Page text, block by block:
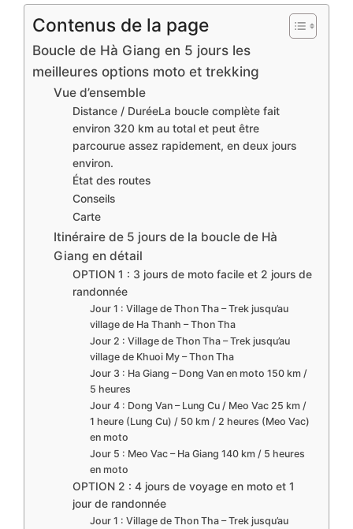
Contenus de la page
Boucle de Hà Giang en 5 jours les
meilleures options moto et trekking
Vue d’ensemble
Distance / DuréeLa boucle complète fait
environ 320 km au total et peut être
parcourue assez rapidement, en deux jours
environ.
État des routes
Conseils
Carte
Itinéraire de 5 jours de la boucle de Hà
Giang en détail
OPTION 1 : 3 jours de moto facile et 2 jours de
randonnée
Jour 1 : Village de Thon Tha – Trek jusqu’au
village de Ha Thanh – Thon Tha
Jour 2 : Village de Thon Tha – Trek jusqu’au
village de Khuoi My – Thon Tha
Jour 3 : Ha Giang – Dong Van en moto 150 km /
5 heures
Jour 4 : Dong Van – Lung Cu / Meo Vac 25 km /
1 heure (Lung Cu) / 50 km / 2 heures (Meo Vac)
en moto
Jour 5 : Meo Vac – Ha Giang 140 km / 5 heures
en moto
OPTION 2 : 4 jours de voyage en moto et 1
jour de randonnée
Jour 1 : Village de Thon Tha – Trek jusqu’au